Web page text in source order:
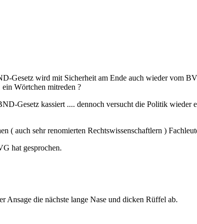
Gesetz wird mit Sicherheit am Ende auch wieder vom
Wörtchen mitreden ?
Gesetz kassiert .... dennoch versucht die Politik wieder
auch sehr renomierten Rechtswissenschaftlern )
hat gesprochen.
die nächste lange Nase und dicken Rüffel ab.